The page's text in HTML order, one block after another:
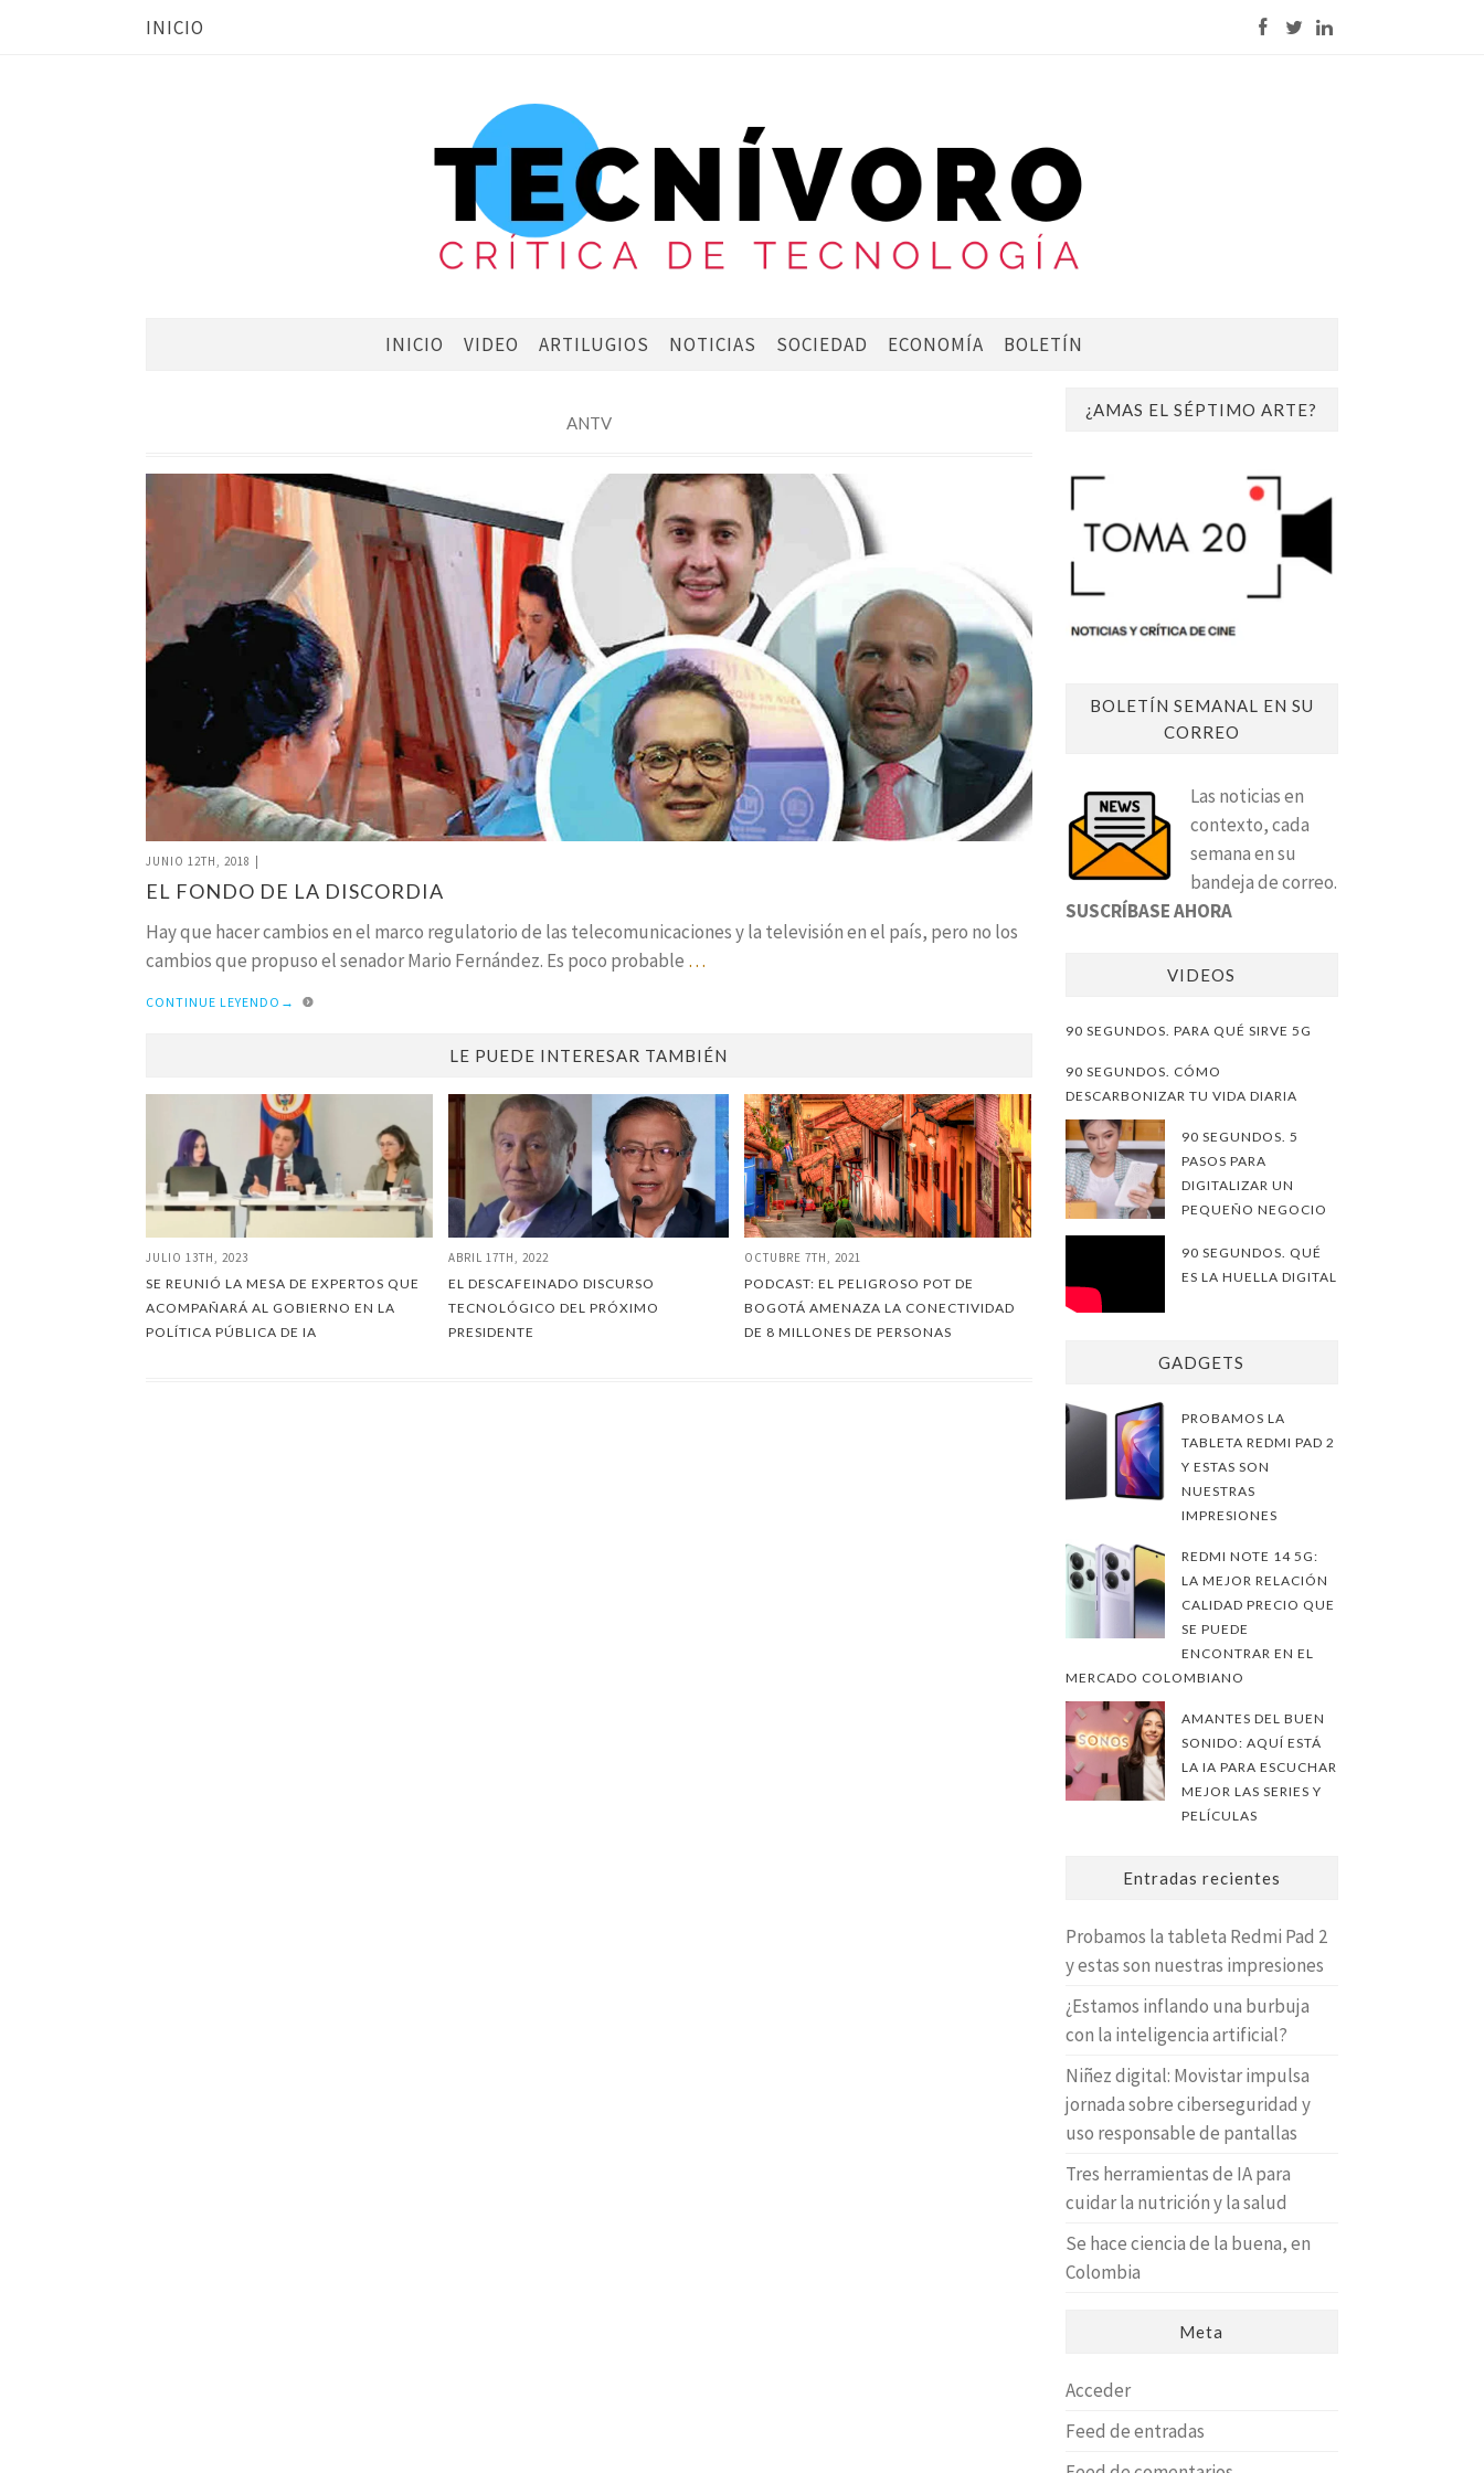
INICIO
INICIO VIDEO ARTILUGIOS NOTICIAS SOCIEDAD ECONOMÍA BOLETÍN
ANTV
JUNIO 12TH, 2018 |
EL FONDO DE LA DISCORDIA
Hay que hacer cambios en el marco regulatorio de las telecomunicaciones y la televisión en el país, pero no los
cambios que propuso el senador Mario Fernández. Es poco probable …
CONTINUE LEYENDO →
LE PUEDE INTERESAR TAMBIÉN
JULIO 13TH, 2023
SE REUNIÓ LA MESA DE EXPERTOS QUE
ACOMPAÑARÁ AL GOBIERNO EN LA
POLÍTICA PÚBLICA DE IA
ABRIL 17TH, 2022
EL DESCAFEINADO DISCURSO
TECNOLÓGICO DEL PRÓXIMO
PRESIDENTE
OCTUBRE 7TH, 2021
PODCAST: EL PELIGROSO POT DE
BOGOTÁ AMENAZA LA CONECTIVIDAD
DE 8 MILLONES DE PERSONAS
¿AMAS EL SÉPTIMO ARTE?
BOLETÍN SEMANAL EN SU
CORREO
Las noticias en
contexto, cada
semana en su
bandeja de correo.
SUSCRÍBASE AHORA
VIDEOS
90 SEGUNDOS. PARA QUÉ SIRVE 5G
90 SEGUNDOS. CÓMO
DESCARBONIZAR TU VIDA DIARIA
90 SEGUNDOS. 5
PASOS PARA
DIGITALIZAR UN
PEQUEÑO NEGOCIO
90 SEGUNDOS. QUÉ
ES LA HUELLA DIGITAL
GADGETS
PROBAMOS LA
TABLETA REDMI PAD 2
Y ESTAS SON
NUESTRAS
IMPRESIONES
REDMI NOTE 14 5G:
LA MEJOR RELACIÓN
CALIDAD PRECIO QUE
SE PUEDE
ENCONTRAR EN EL
MERCADO COLOMBIANO
AMANTES DEL BUEN
SONIDO: AQUÍ ESTÁ
LA IA PARA ESCUCHAR
MEJOR LAS SERIES Y
PELÍCULAS
Entradas recientes
Probamos la tableta Redmi Pad 2
y estas son nuestras impresiones
¿Estamos inflando una burbuja
con la inteligencia artificial?
Niñez digital: Movistar impulsa
jornada sobre ciberseguridad y
uso responsable de pantallas
Tres herramientas de IA para
cuidar la nutrición y la salud
Se hace ciencia de la buena, en
Colombia
Meta
Acceder
Feed de entradas